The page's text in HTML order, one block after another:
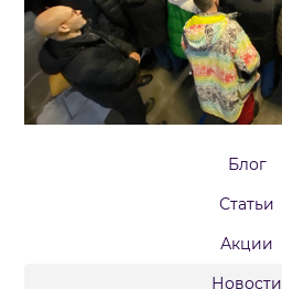
Блог
Статьи
Акции
Новости